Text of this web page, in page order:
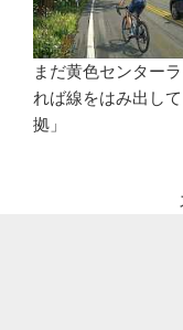
まだ黄色センター
れば線をはみ出し
拠」